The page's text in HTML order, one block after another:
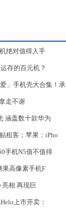
绝对值得入手
存的百元机？
」手机壳大合集！承
走不谢
涵盖数十款华为
租客；苹果：iPho
手机N5值不值得
果高像素手机F
相 再现巨
上市开卖：